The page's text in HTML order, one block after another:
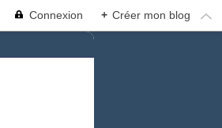
Connexion + Créer mon blog